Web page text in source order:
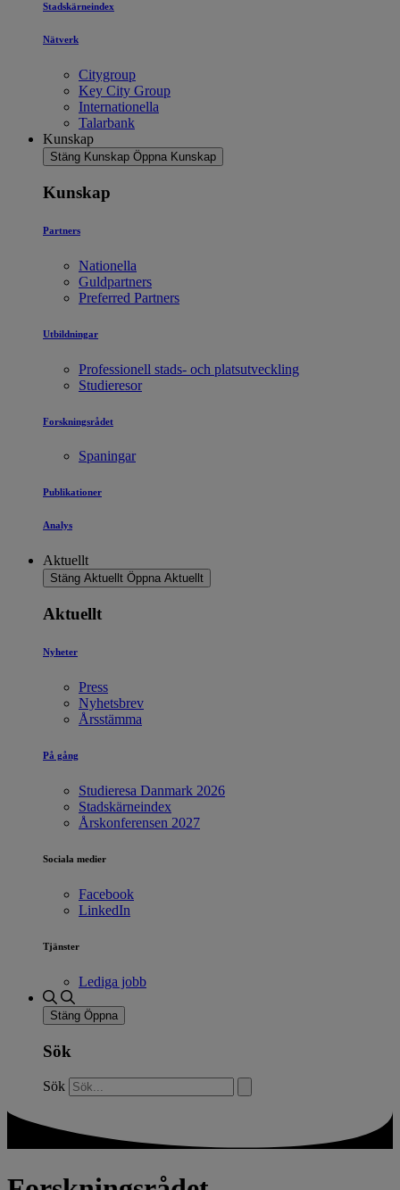
Stadskärneindex
Nätverk
Citygroup
Key City Group
Internationella
Talarbank
Kunskap
Stäng Kunskap Öppna Kunskap
Kunskap
Partners
Nationella
Guldpartners
Preferred Partners
Utbildningar
Professionell stads- och platsutveckling
Studieresor
Forskningsrådet
Spaningar
Publikationer
Analys
Aktuellt
Stäng Aktuellt Öppna Aktuellt
Aktuellt
Nyheter
Press
Nyhetsbrev
Årsstämma
På gång
Studieresa Danmark 2026
Stadskärneindex
Årskonferensen 2027
Sociala medier
Facebook
LinkedIn
Tjänster
Lediga jobb
Stäng Öppna
Sök
Sök